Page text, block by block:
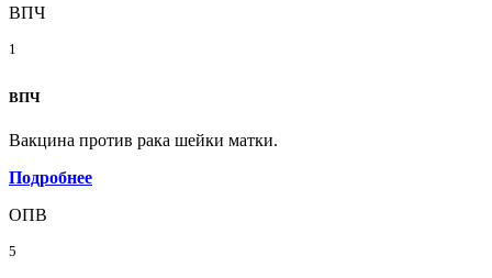
ВПЧ
1
ВПЧ
Вакцина против рака шейки матки.
Подробнее
ОПВ
5